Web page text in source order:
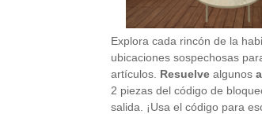
Explora cada rincón de la
ubicaciones sospechosas
artículos. Resuelve algunos
2 piezas del código de
salida. ¡Usa el código para